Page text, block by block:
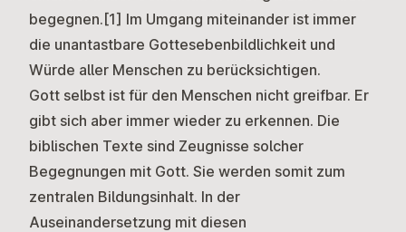
begegnen. [1] Im Umgang miteinander ist immer
die unantastbare Gottesebenbildlichkeit und
Würde aller Menschen zu berücksichtigen.
Gott selbst ist für den Menschen nicht greifbar. Er
gibt sich aber immer wieder zu erkennen. Die
biblischen Texte sind Zeugnisse solcher
Begegnungen mit Gott. Sie werden somit zum
zentralen Bildungsinhalt. In der
Auseinandersetzung mit diesen